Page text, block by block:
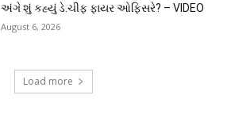
અંગે શું કહ્યું ડે.ચીફ ફાયર ઓફિસરે? – VIDEO
August 6, 2026
Load more